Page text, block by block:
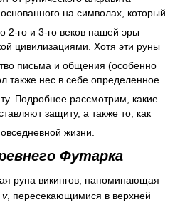
на символах, который
2-го и 3-го веков нашей эры
цивилизациями. Хотя эти руны
письма и общения (особенно
также нес в себе определенное
Подробнее рассмотрим, какие
защиту, а также то, как
жизни.
Футарка
руна викингов, напоминающая
v, пересекающимися в верхней